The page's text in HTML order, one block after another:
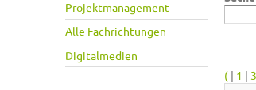
Projektmanagement
Alle Fachrichtungen
Digitalmedien
( | 1 | 3